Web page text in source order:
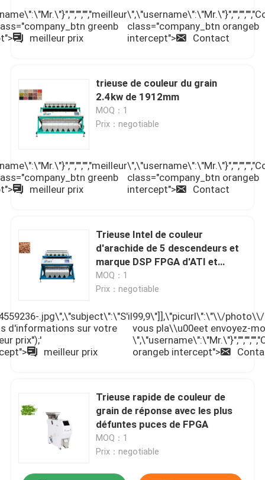
greenb
meilleur prix
class="company_btn orangeb
intercept">
Contact
trieuse de couleur du grain
2.4kw de 1912mm
MOQ：1
Prix：negotiable
greenb
meilleur prix
class="company_btn orangeb
intercept">
Contact
Trieuse Intel de couleur
d'arachide de 5 descendeurs et
marque DSP FPGA d'ATI et
puces
MOQ：1
Prix：negotiable
.jpg\",\"subject\":\"S'il
d'informations sur votre
prix");'
meilleur prix
99,9\"]],\"picurl\":\"\\/photo\\/
vous pla\\u00eet envoyez-
orangeb intercept">
Trieuse rapide de couleur de
grain de réponse avec les plus
défuntes puces de FPGA
MOQ：1
Prix：negotiable